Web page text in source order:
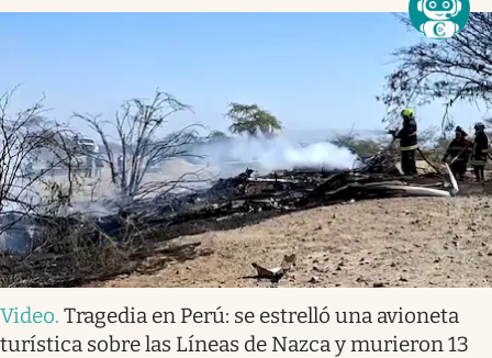
Video. Tragedia en Perú: se estrelló una avioneta
turística sobre las Líneas de Nazca y murieron 13